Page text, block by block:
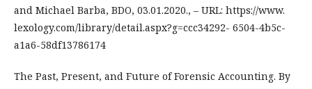
and Michael Barba, BDO, 03.01.2020., – URL: https://www.
lexology.com/library/detail.aspx?g=ccc34292- 6504-4b5c-
a1a6-58df13786174
The Past, Present, and Future of Forensic Accounting. By